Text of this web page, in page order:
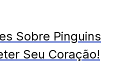
Sobre Pinguins
Seu Coração!